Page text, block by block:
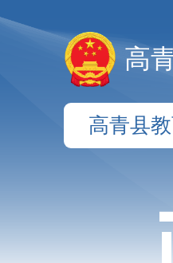
高
高青县